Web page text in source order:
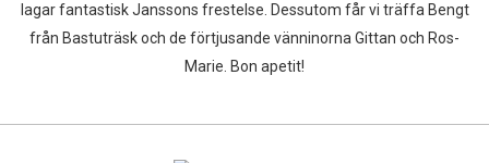
lagar fantastisk Janssons frestelse. Dessutom får vi träffa Bengt
från Bastuträsk och de förtjusande vänninorna Gittan och Ros-
Marie. Bon apetit!